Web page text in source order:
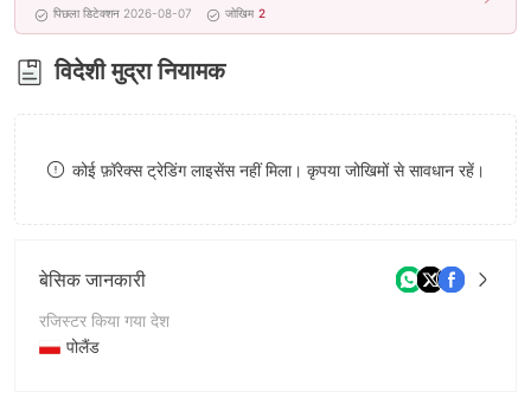
5
6
7
8
5
6
7
8
पिछला डिटेक्शन 2026-08-07 जोखिम 2
विदेशी मुद्रा नियामक
कोई फ़ॉरेक्स ट्रेडिंग लाइसेंस नहीं मिला। कृपया जोखिमों से सावधान रहें।
बेसिक जानकारी
रजिस्टर किया गया देश
पोलैंड